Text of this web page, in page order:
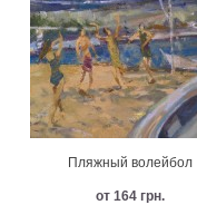
Багетная
мастерская
Рамы
для
Пляжный волейбол
от 164 грн.